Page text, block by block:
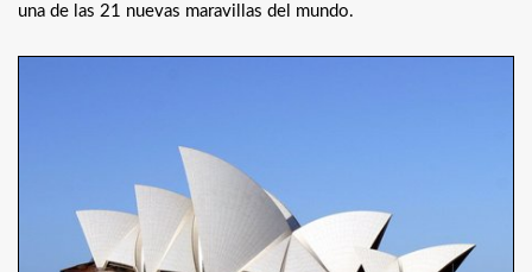
una de las 21 nuevas maravillas del mundo.